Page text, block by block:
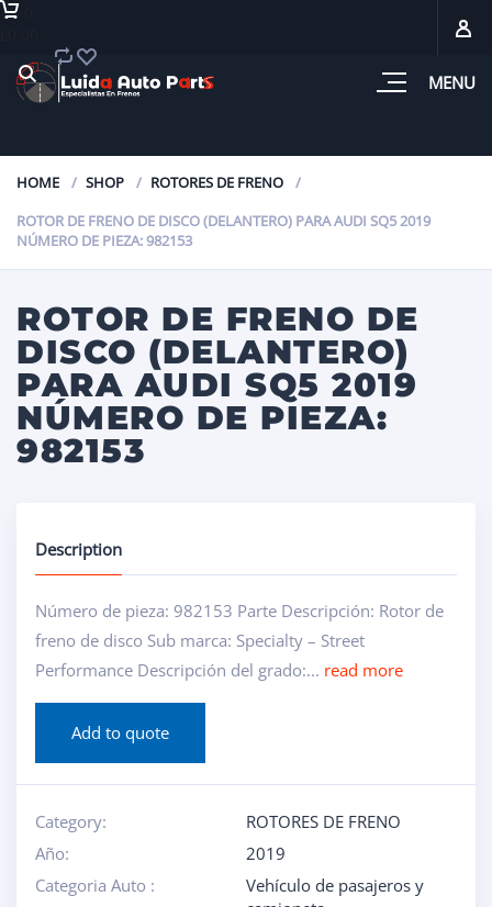
MENU
HOME SHOP
ROTORES DE FRENO
ROTOR DE FRENO DE DISCO (DELANTERO) PARA AUDI SQ5 2019
NÚMERO DE PIEZA: 982153
ROTOR DE FRENO DE
DISCO (DELANTERO)
PARA AUDI SQ5 2019
NÚMERO DE PIEZA:
982153
Description
Número de pieza: 982153 Parte Descripción: Rotor de
freno de disco Sub marca: Specialty – Street
Performance Descripción del grado:... read more
Add to quote
Category:
ROTORES DE FRENO
Año:
2019
Categoria Auto :
Vehículo de pasajeros y